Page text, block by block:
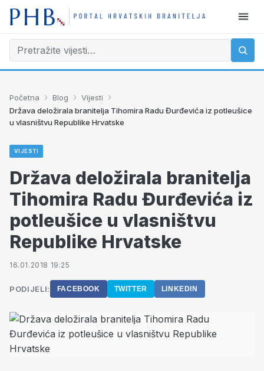
Početna › Blog › Vijesti ›
Država deložirala branitelja Tihomira Radu Đurđevića iz potleušice
u vlasništvu Republike Hrvatske
VIJESTI
Država deložirala branitelja
Tihomira Radu Đurđevića iz
potleušice u vlasništvu
Republike Hrvatske
16.01.2018 19:25
PODIJELI: FACEBOOK TWITTER LINKEDIN